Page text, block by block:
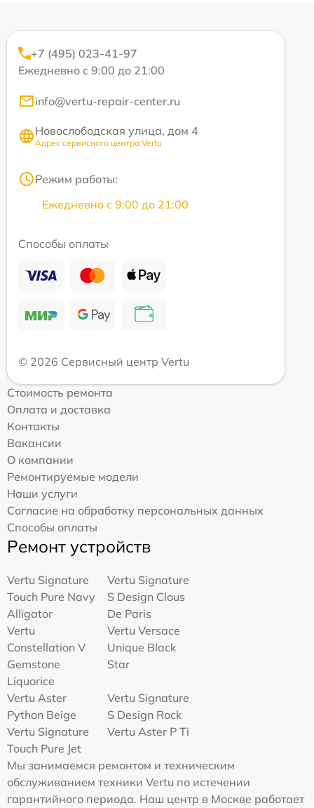
+7 (495) 023-41-97
Ежедневно с 9:00 до 21:00
info@vertu-repair-center.ru
Новослободская улица, дом 4
Адрес сервисного центра Vertu
Режим работы:
Ежедневно с 9:00 до 21:00
Способы оплаты
© 2026 Сервисный центр Vertu
Стоимость ремонта
Оплата и доставка
Контакты
Вакансии
О компании
Ремонтируемые модели
Наши услуги
Согласие на обработку персональных данных
Способы оплаты
Ремонт устройств
Vertu Signature
Touch Pure Navy
Alligator
Vertu Signature
S Design Clous
De Paris
Vertu
Constellation V
Gemstone
Liquorice
Vertu Versace
Unique Black
Star
Vertu Aster
Python Beige
Vertu Signature
S Design Rock
Vertu Signature
Touch Pure Jet
Vertu Aster P Ti
Мы занимаемся ремонтом и техническим
обслуживанием техники Vertu по истечении
гарантийного периода. Наш центр в Москве работает